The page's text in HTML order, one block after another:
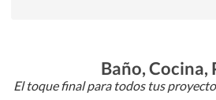
Baño, Cocina,
El toque final para todos tus